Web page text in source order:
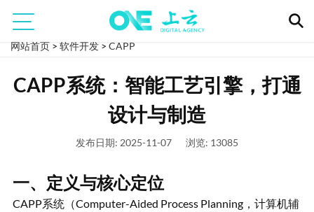
网站首页 > 软件开发 > CAPP
CAPP系统：智能工艺引擎，打通
设计与制造
发布日期: 2025-11-07 浏览: 13085
一、定义与核心定位
CAPP系统（Computer-Aided Process Planning，计算机辅